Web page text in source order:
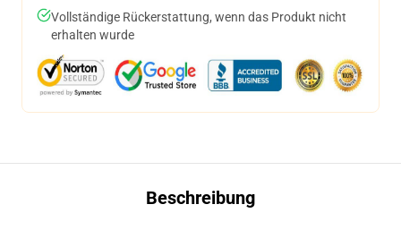
Vollständige Rückerstattung, wenn das Produkt nicht
erhalten wurde
Beschreibung